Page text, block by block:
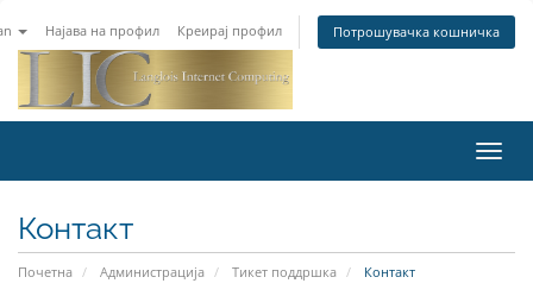
Најава на профил Креирај профил Потрошувачка кошничка
Контакт
Почетна Администрација Тикет поддршка Контакт